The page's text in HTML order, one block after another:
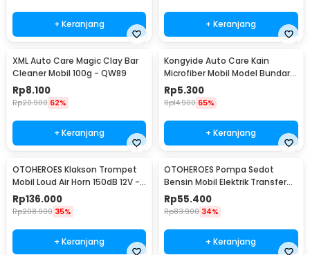
+ Keranjang + Keranjang
XML Auto Care Magic Clay Bar
Cleaner Mobil 100g - QW89
Rp8.100
Rp20.900 62%
+ Keranjang
Kongyide Auto Care Kain
Microfiber Mobil Model Bundar -
L-20
Rp5.300
Rp14.900 65%
+ Keranjang
OTOHEROES Klakson Trompet
Mobil Loud Air Horn 150dB 12V -
JD4001
Rp136.000
Rp208.900 35%
+ Keranjang
OTOHEROES Pompa Sedot
Bensin Mobil Elektrik Transfer
Pump 38mm DC 12V - CT-14
Rp55.400
Rp83.900 34%
+ Keranjang